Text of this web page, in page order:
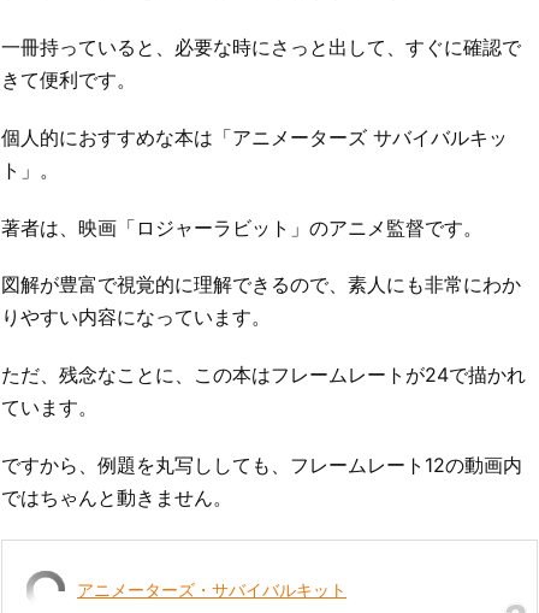
一冊持っていると、必要な時にさっと出して、すぐに確認で
きて便利です。
個人的におすすめな本は「アニメーターズ サバイバルキッ
ト」。
著者は、映画「ロジャーラビット」のアニメ監督です。
図解が豊富で視覚的に理解できるので、素人にも非常にわか
りやすい内容になっています。
ただ、残念なことに、この本はフレームレートが24で描かれ
ています。
ですから、例題を丸写ししても、フレームレート12の動画内
ではちゃんと動きません。
アニメーターズ・サバイバルキット